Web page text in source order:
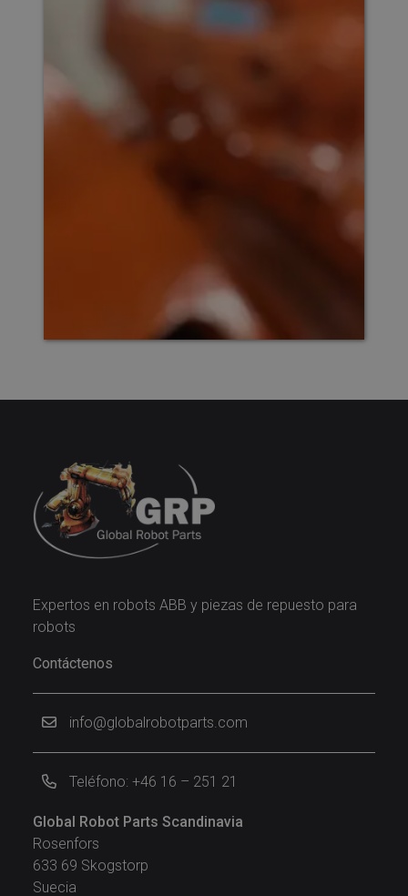
Expertos en robots ABB y piezas de repuesto para
robots
Contáctenos
info@globalrobotparts.com
Teléfono: +46 16 – 251 21
Global Robot Parts Scandinavia
Rosenfors
633 69 Skogstorp
Suecia